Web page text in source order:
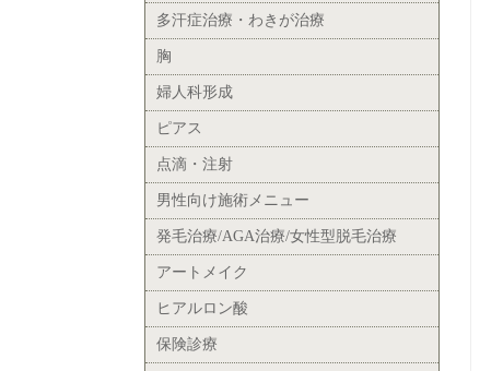
多汗症治療・わきが治療
胸
婦人科形成
ピアス
点滴・注射
男性向け施術メニュー
発毛治療/AGA治療/女性型脱毛治療
アートメイク
ヒアルロン酸
保険診療